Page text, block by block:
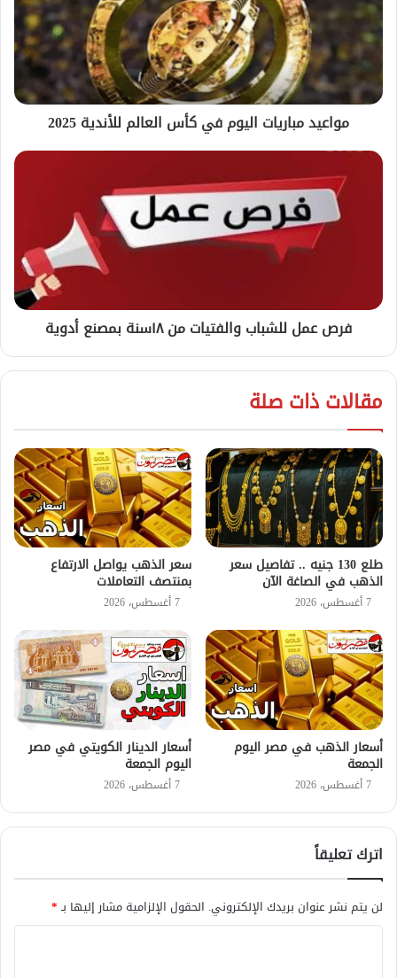
مواعيد مباريات اليوم في كأس العالم للأندية 2025
فرص عمل للشباب والفتيات من ١٨سنة بمصنع أدوية
مقالات ذات صلة
طلع 130 جنيه .. تفاصيل سعر
الذهب في الصاغة الآن
7 أغسطس، 2026
سعر الذهب يواصل الارتفاع
بمنتصف التعاملات
7 أغسطس، 2026
أسعار الذهب في مصر اليوم
الجمعة
7 أغسطس، 2026
أسعار الدينار الكويتي في مصر
اليوم الجمعة
7 أغسطس، 2026
اترك تعليقاً
لن يتم نشر عنوان بريدك الإلكتروني. الحقول الإلزامية مشار إليها بـ*